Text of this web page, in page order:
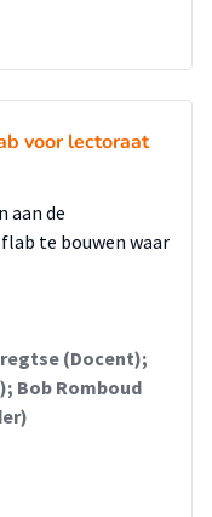
voor lectoraat
aan de
te bouwen waar
(Docent);
Bob Romboud